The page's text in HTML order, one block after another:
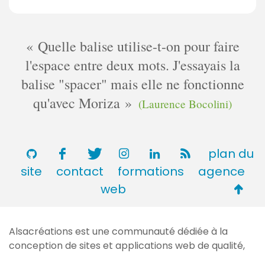
Quelle balise utilise-t-on pour faire
l'espace entre deux mots. J'essayais la
balise "spacer" mais elle ne fonctionne
qu'avec Moriza
(Laurence Bocolini)
plan du
site
contact formations
agence
web
de
Alsacréations est une communauté dédiée à la
conception de sites et applications web de qualité,